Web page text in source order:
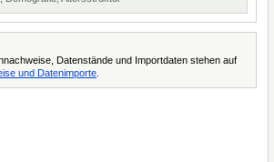
Datenstände und Importdaten stehen auf
und Datenimporte